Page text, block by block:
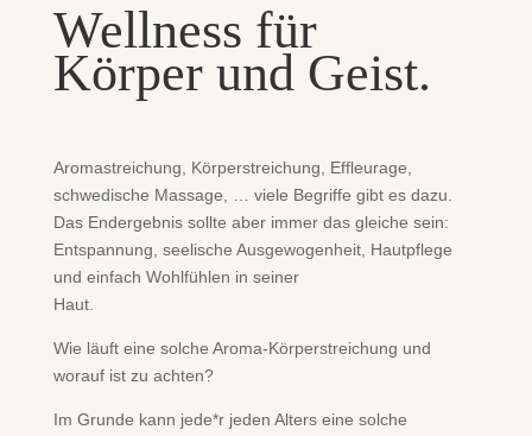
Wellness für
Körper und Geist.
Aromastreichung, Körperstreichung, Effleurage,
schwedische Massage, … viele Begriffe gibt es dazu.
Das Endergebnis sollte aber immer das gleiche sein:
Entspannung, seelische Ausgewogenheit, Hautpflege
und einfach Wohlfühlen in seiner
Haut.
Wie läuft eine solche Aroma-Körperstreichung und
worauf ist zu achten?
Im Grunde kann jede*r jeden Alters eine solche